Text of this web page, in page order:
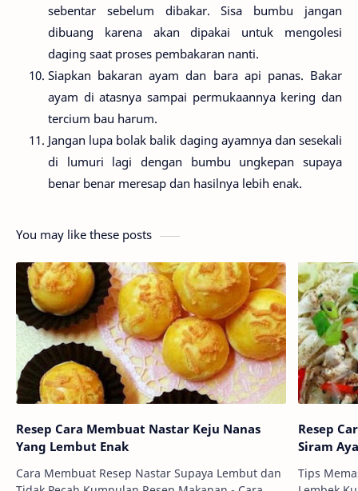
sebentar sebelum dibakar. Sisa bumbu jangan
dibuang karena akan dipakai untuk mengolesi
daging saat proses pembakaran nanti.
Siapkan bakaran ayam dan bara api panas. Bakar
ayam di atasnya sampai permukaannya kering dan
tercium bau harum.
Jangan lupa bolak balik daging ayamnya dan sesekali
di lumuri lagi dengan bumbu ungkepan supaya
benar benar meresap dan hasilnya lebih enak.
You may like these posts
Resep Cara Membuat Nastar Keju Nanas
Yang Lembut Enak
Cara Membuat Resep Nastar Supaya Lembut dan
Resep
Siram
Tips